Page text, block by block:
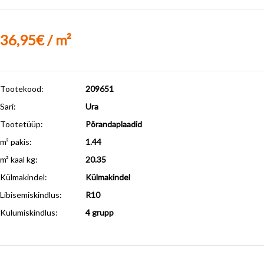
36,95€ / m²
Tootekood:
209651
Sari:
Ura
Tootetüüp:
Põrandaplaadid
m² pakis:
1.44
m² kaal kg:
20.35
Külmakindel:
Külmakindel
Libisemiskindlus:
R10
Kulumiskindlus: 4 grupp